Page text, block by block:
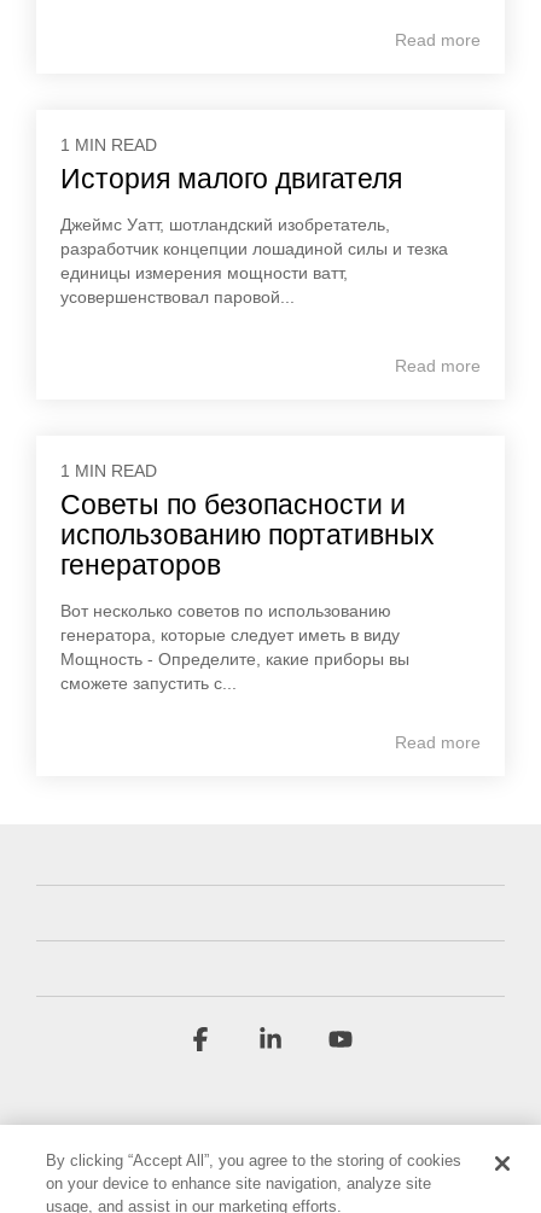
Read more
1 MIN READ
История малого двигателя
Джеймс Уатт, шотландский изобретатель,
разработчик концепции лошадиной силы и тезка
единицы измерения мощности ватт,
усовершенствовал паровой...
Read more
1 MIN READ
Советы по безопасности и
использованию портативных
генераторов
Вот несколько советов по использованию
генератора, которые следует иметь в виду
Мощность - Определите, какие приборы вы
сможете запустить с...
Read more
Facebook Linkedin
By clicking “Accept All”, you agree to the storing of cookies
on your device to enhance site navigation, analyze site
usage, and assist in our marketing efforts.